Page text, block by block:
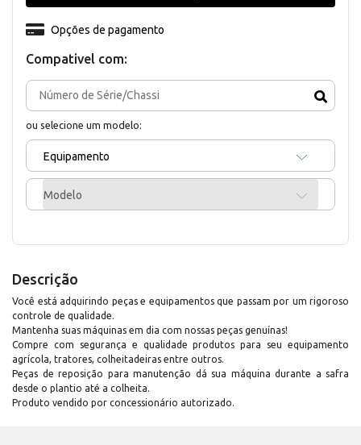
Compativel com:
ou selecione um modelo:
Equipamento
Modelo
Opções de pagamento
Descrição
Você está adquirindo peças e equipamentos que passam por um rigoroso
controle de qualidade.
Mantenha suas máquinas em dia com nossas peças genuínas!
Compre com segurança e qualidade produtos para seu equipamento
agrícola, tratores, colheitadeiras entre outros.
Peças de reposição para manutenção dá sua máquina durante a safra
desde o plantio até a colheita.
Produto vendido por concessionário autorizado.